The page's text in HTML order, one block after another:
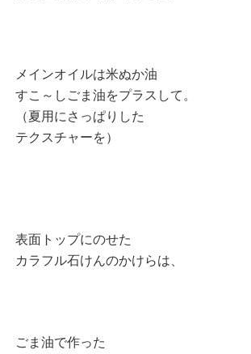
メインオイルは米ぬか油
すこ～しごま油をプラスして。
（夏用にさっぱりした
テクスチャーを）
表面トップにのせた
カラフル石けんのかけらは、
ごま油で作った